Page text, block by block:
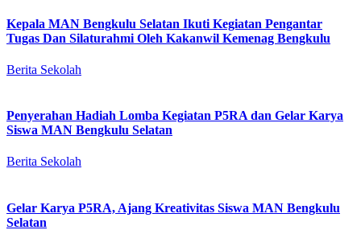
Kepala MAN Bengkulu Selatan Ikuti Kegiatan Pengantar
Tugas Dan Silaturahmi Oleh Kakanwil Kemenag Bengkulu
Berita Sekolah
Penyerahan Hadiah Lomba Kegiatan P5RA dan Gelar Karya
Siswa MAN Bengkulu Selatan
Berita Sekolah
Gelar Karya P5RA, Ajang Kreativitas Siswa MAN Bengkulu
Selatan